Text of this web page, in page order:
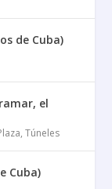
de Cuba)
el
,Túneles
Cuba)